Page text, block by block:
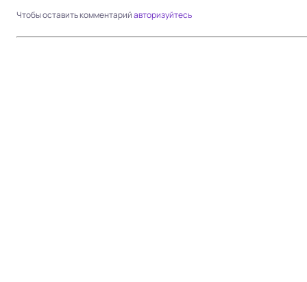
Чтобы оставить комментарийавторизуйтесь